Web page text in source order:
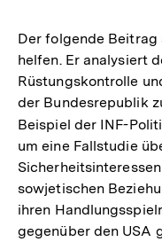
Der folgende
helfen. Er analysiert
Rüstungskontrolle
der Bundesrepublik
Beispiel der INF-
um eine Fallstudie
sowjetischen
ihren
gegenüber den USA